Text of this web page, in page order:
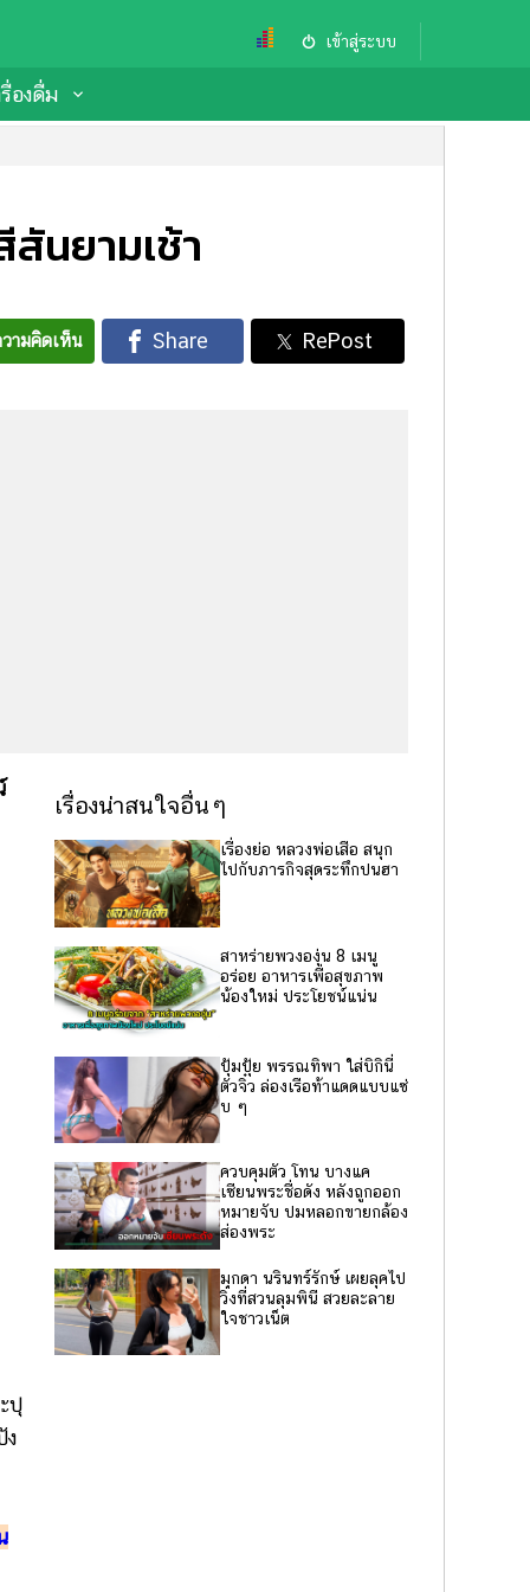
เข้าสู่ระบบ
องดื่ม
นยามเช้า
ามคิดเห็น
ปุ
ง
เรื่องน่าสนใจอื่นๆ
เรื่องย่อ หลวงพ่อเสือ สนุก
ไปกับภารกิจสุดระทึกปนฮา
สาหร่ายพวงองุ่น 8 เมนู
อร่อย อาหารเพื่อสุขภาพ
น้องใหม่ ประโยชน์แน่น
ปุ้มปุ้ย พรรณทิพา ใส่บิกินี่
ตัวจิ๋ว ล่องเรือท้าแดดแบบแซ่
บ ๆ
ควบคุมตัว โทน บางแค
เซียนพระชื่อดัง หลังถูกออก
หมายจับ ปมหลอกขายกล้อง
ส่องพระ
มุกดา นรินทร์รักษ์ เผยลุคไป
วิ่งที่สวนลุมพินี สวยละลาย
ใจชาวเน็ต